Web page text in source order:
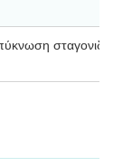
σταγονιδίων